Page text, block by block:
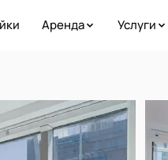
Аренда Услуги